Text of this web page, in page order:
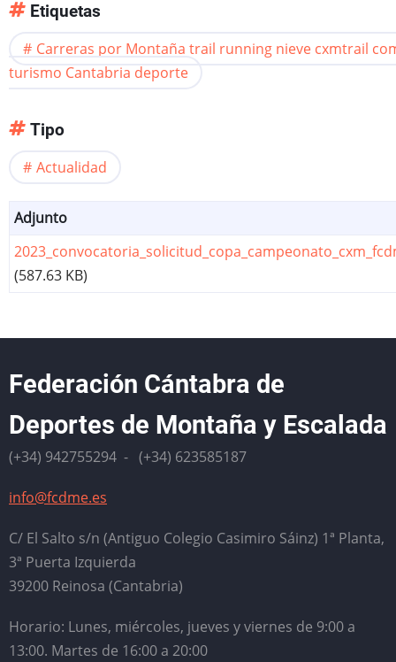
Etiquetas
Carreras por Montaña trail running nieve cxmtrail
turismo Cantabria deporte
Tipo
Actualidad
Adjunto
(587.63 KB)
Federación Cántabra de
Deportes de Montaña y Escalada
(+34) 942755294 - (+34) 623585187
info@fcdme.es
C/ El Salto s/n (Antiguo Colegio Casimiro Sáinz) 1ª Planta,
3ª Puerta Izquierda
39200 Reinosa (Cantabria)
Horario: Lunes, miércoles, jueves y viernes de 9:00 a
13:00. Martes de 16:00 a 20:00